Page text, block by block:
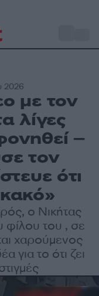
2026
με τον
λίγες
–
τον
ότι
ο Νικήτας
φίλου του , σε
χαρούμενος
για το ότι ζει